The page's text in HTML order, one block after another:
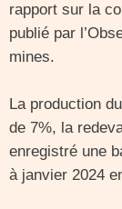
rapport sur la
publié par
mines.
La production
de 7%, la
enregistré une
à janvier 2024